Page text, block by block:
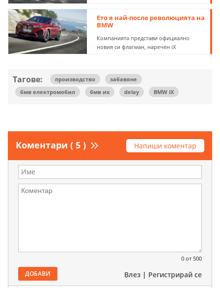
Ето я най-после революцията на
BMW
Компанията представи официално
новия си флагман, наречен iX
Тагове: производство
забавяне
бмв електромобил
бмв их delay BMW iX
Коментари ( 5 ) Напиши коментар
0 от 500
ДОБАВИ Влез | Регистрирай се